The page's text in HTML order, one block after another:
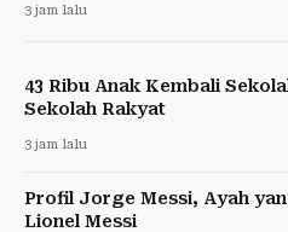
3 jam lalu
43 Ribu Anak Kembali
Sekolah Rakyat
3 jam lalu
Profil Jorge Messi, Ayah
Lionel Messi